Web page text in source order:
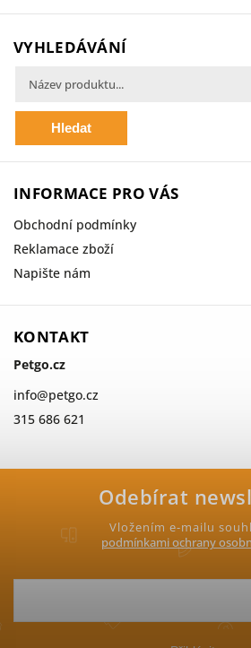
Odebírat
Vložením e-mailu
podmínkami ochrany
VYHLEDÁVÁNÍ
Hledat
INFORMACE PRO VÁS
Obchodní podmínky
Reklamace zboží
Napište nám
KONTAKT
Petgo.cz
info@petgo.cz
315 686 621